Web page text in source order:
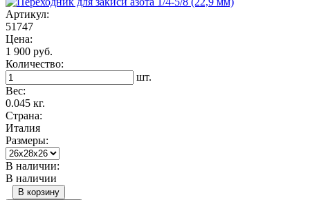
Артикул:
51747
Цена:
1 900 руб.
Количество:
шт.
Вес:
0.045 кг.
Страна:
Италия
Размеры:
В наличии:
В наличии
В корзину